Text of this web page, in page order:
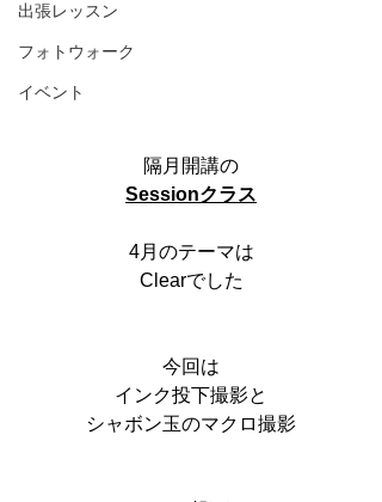
出張レッスン
フォトウォーク
イベント
隔月開講の
Sessionクラス
4月のテーマは
Clearでした
今回は
インク投下撮影と
シャボン玉のマクロ撮影